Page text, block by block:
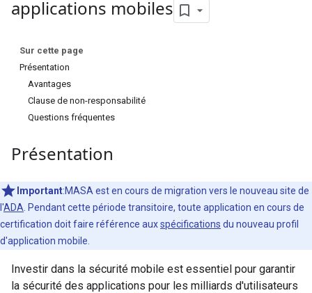
applications mobiles
Sur cette page
Présentation
Avantages
Clause de non-responsabilité
Questions fréquentes
Présentation
Important:MASA est en cours de migration vers le nouveau site de
l'ADA . Pendant cette période transitoire, toute application en cours de
certification doit faire référence auxspécifications du nouveau profil
d'application mobile.
Investir dans la sécurité mobile est essentiel pour garantir
la sécurité des applications pour les milliards d'utilisateurs